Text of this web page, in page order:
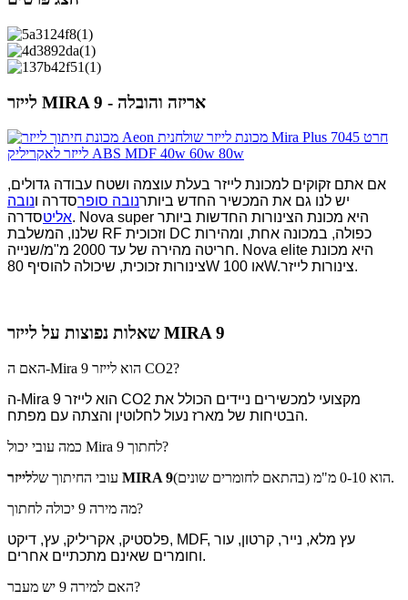
לייזר MIRA 9 - אריזה והובלה
אם אתם זקוקים למכונת לייזר בעלת עוצמה ושטח עבודה גדולים,
יש לנו גם את המכשיר החדש ביותרנובה סופרסדרה ונובה
אליטסדרה. Nova super היא מכונת הצינורות החדשות ביותר
שלנו, המשלבת RF וזכוכית DC כפולה, במכונה אחת, ומהירות
חריטה מהירה של עד 2000 מ"מ/שנייה. Nova elite היא מכונת
צינורות זכוכית, שיכולה להוסיף 80W או 100W.
צינורות לייזר.
שאלות נפוצות על לייזר MIRA 9
האם ה-Mira 9 הוא לייזר CO2?
ה-Mira 9 הוא לייזר CO2 מקצועי למכשירים ניידים הכולל את
הבטיחות של מארז נעול לחלוטין והצתה עם מפתח.
כמה עובי יכול Mira 9 לחתוך?
עובי החיתוך של לייזר MIRA 9
הוא 0-10 מ"מ (בהתאם לחומרים שונים).
מה מירה 9 יכולה לחתוך?
פלסטיק, אקריליק, עץ, דיקט, MDF, עץ מלא, נייר, קרטון, עור
וחומרים שאינם מתכתיים אחרים.
האם למירה 9 יש מעבר?